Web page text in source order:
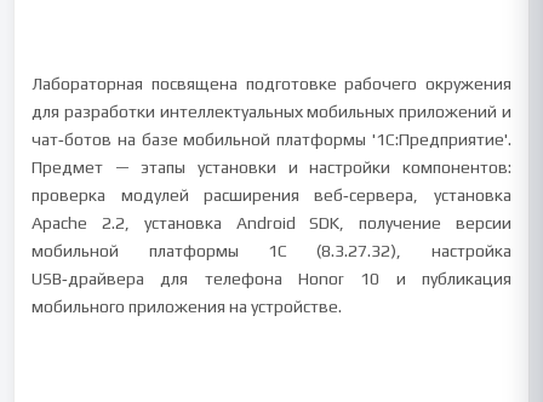
Лабораторная посвящена подготовке рабочего окружения
для разработки интеллектуальных мобильных приложений и
чат‑ботов на базе мобильной платформы '1С:Предприятие'.
Предмет — этапы установки и настройки компонентов:
проверка модулей расширения веб‑сервера, установка
Apache 2.2, установка Android SDK, получение версии
мобильной платформы 1С (8.3.27.32), настройка
USB‑драйвера для телефона Honor 10 и публикация
мобильного приложения на устройстве.